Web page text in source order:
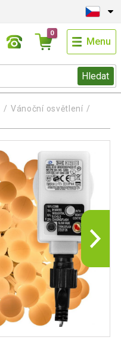
Hledat
0
Menu
Vánoční osvětlení